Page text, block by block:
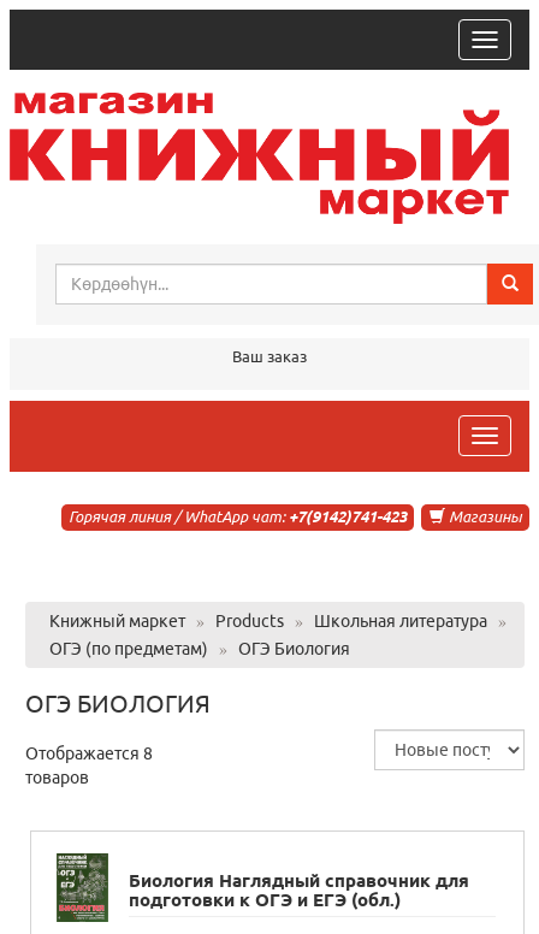
trk
Ваш заказ
trk
Магазины
Горячая линия / WhatApp чат: +7(9142)741-423
Книжный маркет » Products » Школьная литература
»
ОГЭ (по предметам)
» ОГЭ Биология
ОГЭ БИОЛОГИЯ
Отображается 8
товаров
Биология Наглядный справочник для
подготовки к ОГЭ и ЕГЭ (обл.)